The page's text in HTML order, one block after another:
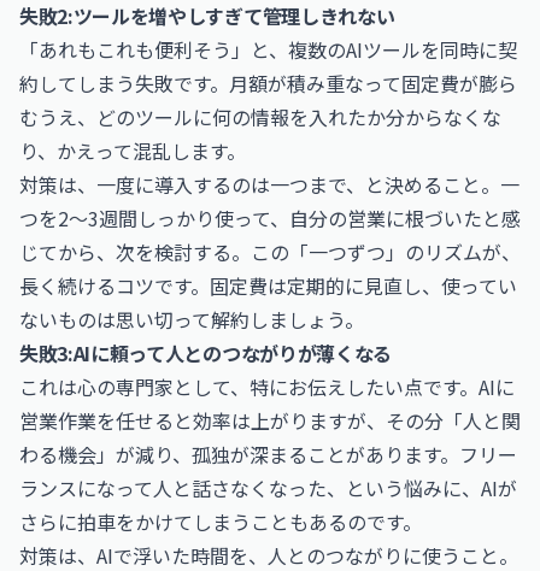
失敗2:ツールを増やしすぎて管理しきれない
「あれもこれも便利そう」と、複数のAIツールを同時に契
約してしまう失敗です。月額が積み重なって固定費が膨ら
むうえ、どのツールに何の情報を入れたか分からなくな
り、かえって混乱します。
対策は、一度に導入するのは一つまで、と決めること。一
つを2〜3週間しっかり使って、自分の営業に根づいたと感
じてから、次を検討する。この「一つずつ」のリズムが、
長く続けるコツです。固定費は定期的に見直し、使ってい
ないものは思い切って解約しましょう。
失敗3:AIに頼って人とのつながりが薄くなる
これは心の専門家として、特にお伝えしたい点です。AIに
営業作業を任せると効率は上がりますが、その分「人と関
わる機会」が減り、孤独が深まることがあります。フリー
ランスになって人と話さなくなった、という悩みに、AIが
さらに拍車をかけてしまうこともあるのです。
対策は、AIで浮いた時間を、人とのつながりに使うこと。